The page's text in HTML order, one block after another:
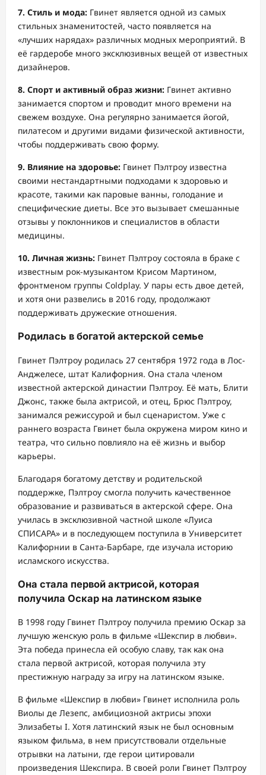
7. Стиль и мода: Гвинет является одной из самых
стильных знаменитостей, часто появляется на
«лучших нарядах» различных модных мероприятий. В
её гардеробе много эксклюзивных вещей от известных
дизайнеров.
8. Спорт и активный образ жизни: Гвинет активно
занимается спортом и проводит много времени на
свежем воздухе. Она регулярно занимается йогой,
пилатесом и другими видами физической активности,
чтобы поддерживать свою форму.
9. Влияние на здоровье: Гвинет Пэлтроу известна
своими нестандартными подходами к здоровью и
красоте, такими как паровые ванны, голодание и
специфические диеты. Все это вызывает смешанные
отзывы у поклонников и специалистов в области
медицины.
10. Личная жизнь: Гвинет Пэлтроу состояла в браке с
известным рок-музыкантом Крисом Мартином,
фронтменом группы Coldplay. У пары есть двое детей,
и хотя они развелись в 2016 году, продолжают
поддерживать дружеские отношения.
Родилась в богатой актерской семье
Гвинет Пэлтроу родилась 27 сентября 1972 года в Лос-
Анджелесе, штат Калифорния. Она стала членом
известной актерской династии Пэлтроу. Её мать, Блити
Джонс, также была актрисой, и отец, Брюс Пэлтроу,
занимался режиссурой и был сценаристом. Уже с
раннего возраста Гвинет была окружена миром кино и
театра, что сильно повлияло на её жизнь и выбор
карьеры.
Благодаря богатому детству и родительской
поддержке, Пэлтроу смогла получить качественное
образование и развиваться в актерской сфере. Она
училась в эксклюзивной частной школе «Луиса
СПИСАРА» и в последующем поступила в Университет
Калифорнии в Санта-Барбаре, где изучала историю
исламского искусства.
Она стала первой актрисой, которая
получила Оскар на латинском языке
В 1998 году Гвинет Пэлтроу получила премию Оскар за
лучшую женскую роль в фильме «Шекспир в любви».
Эта победа принесла ей особую славу, так как она
стала первой актрисой, которая получила эту
престижную награду за игру на латинском языке.
В фильме «Шекспир в любви» Гвинет исполнила роль
Виолы де Лезепс, амбициозной актрисы эпохи
Элизабеты I. Хотя латинский язык не был основным
языком фильма, в нем присутствовали отдельные
отрывки на латыни, где герои цитировали
произведения Шекспира. В своей роли Гвинет Пэлтроу